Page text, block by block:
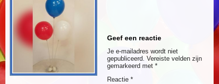
Geef een reactie
Je e-mailadres wordt niet
gepubliceerd. Vereiste velden zijn
gemarkeerd met *
Reactie *